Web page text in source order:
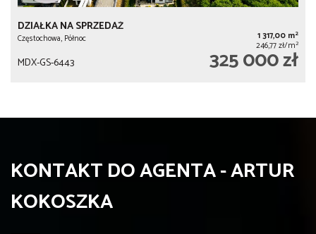
DZIAŁKA NA SPRZEDAŻ
Częstochowa, Północ 1 317,00 m2
246,77 zł/m2
MDX-GS-6443 325 000 zł
KONTAKT DO AGENTA - ARTUR
KOKOSZKA